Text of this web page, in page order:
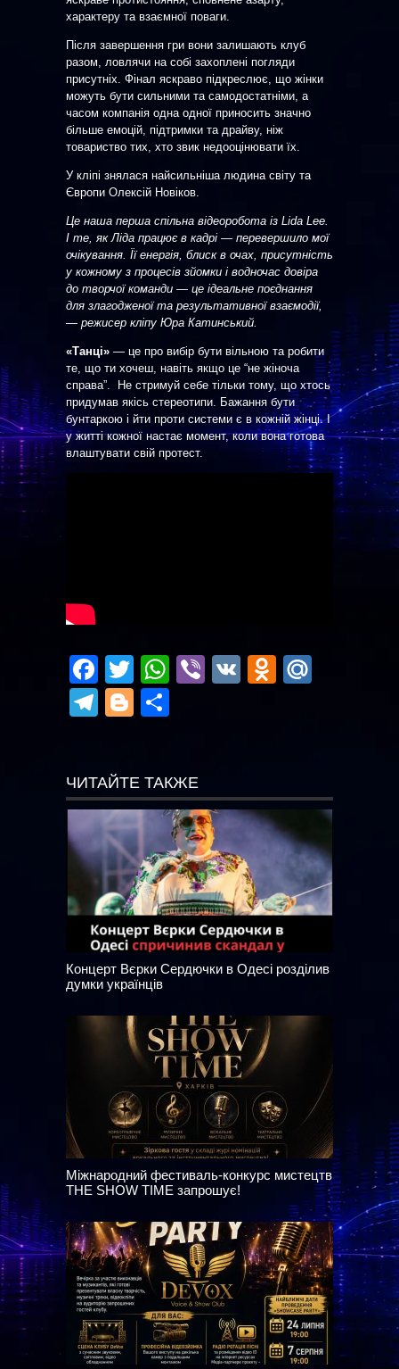
характеру та взаємної поваги.
Після завершення гри вони залишають клуб
разом, ловлячи на собі захоплені погляди
присутніх. Фінал яскраво підкреслює, що жінки
можуть бути сильними та самодостатніми, а
часом компанія одна одної приносить значно
більше емоцій, підтримки та драйву, ніж
товариство тих, хто звик недооцінювати їх.
У кліпі знялася найсильніша людина світу та
Європи Олексій Новіков.
Це наша перша спільна відеоробота із Lida Lee.
І те, як Ліда працює в кадрі — перевершило мої
очікування. Її енергія, блиск в очах, присутність
у кожному з процесів зйомки і водночас довіра
до творчої команди — це ідеальне поєднання
для злагодженої та результативної взаємодії,
— режисер кліпу Юра Катинський.
«Танці» — це про вибір бути вільною та робити
те, що ти хочеш, навіть якщо це “не жіноча
справа”. Не стримуй себе тільки тому, що хтось
придумав якісь стереотипи. Бажання бути
бунтаркою і йти проти системи є в кожній жінці. І
у житті кожної настає момент, коли вона готова
влаштувати свій протест.
Facebook
TwitterWhatsApp
Viber
VK
Telegram
Blogger
ЧИТАЙТЕ ТАКЖЕ
Концерт Вєрки Сердючки в Одесі розділив
думки українців
Міжнародний фестиваль-конкурс мистецтв
THE SHOW TIME запрошує!